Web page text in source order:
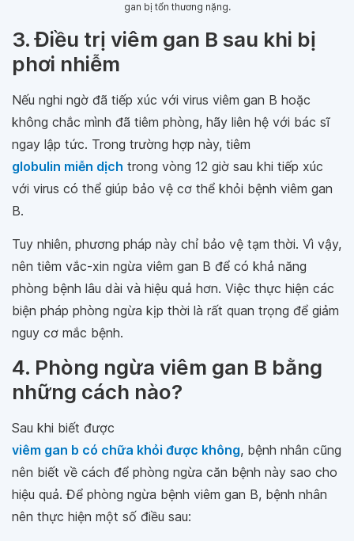
gan bị tổn thương nặng.
3. Điều trị viêm gan B sau khi bị
phơi nhiễm
Nếu nghi ngờ đã tiếp xúc với virus viêm gan B hoặc
không chắc mình đã tiêm phòng, hãy liên hệ với bác sĩ
ngay lập tức. Trong trường hợp này, tiêm
globulin miễn dịch trong vòng 12 giờ sau khi tiếp xúc
với virus có thể giúp bảo vệ cơ thể khỏi bệnh viêm gan
B.
Tuy nhiên, phương pháp này chỉ bảo vệ tạm thời. Vì vậy,
nên tiêm vắc-xin ngừa viêm gan B để có khả năng
phòng bệnh lâu dài và hiệu quả hơn. Việc thực hiện các
biện pháp phòng ngừa kịp thời là rất quan trọng để giảm
nguy cơ mắc bệnh.
4. Phòng ngừa viêm gan B bằng
những cách nào?
Sau khi biết được
viêm gan b có chữa khỏi được không, bệnh nhân cũng
nên biết về cách để phòng ngừa căn bệnh này sao cho
hiệu quả. Để phòng ngừa bệnh viêm gan B, bệnh nhân
nên thực hiện một số điều sau: